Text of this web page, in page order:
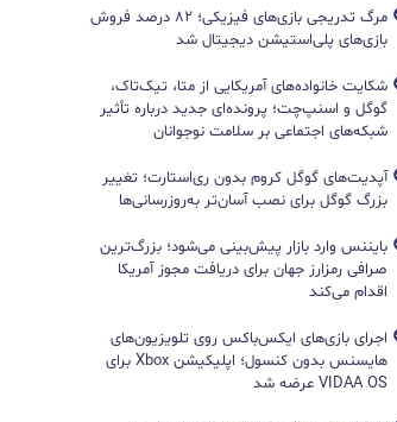
مرگ تدریجی بازی‌های فیزیکی؛ ۸۲ درصد فروش
بازی‌های پلی‌استیشن دیجیتال شد
شکایت خانواده‌های آمریکایی از متا، تیک‌تاک،
گوگل و اسنپ‌چت؛ پرونده‌ای جدید درباره تأثیر
شبکه‌های اجتماعی بر سلامت نوجوانان
آپدیت‌های گوگل کروم بدون ری‌استارت؛ تغییر
بزرگ گوگل برای نصب آسان‌تر به‌روزرسانی‌ها
بایننس وارد بازار پیش‌بینی می‌شود؛ بزرگ‌ترین
صرافی رمزارز جهان برای دریافت مجوز آمریکا
اقدام می‌کند
اجرای بازی‌های ایکس‌باکس روی تلویزیون‌های
هایسنس بدون کنسول؛ اپلیکیشن Xbox برای
VIDAA OS عرضه شد